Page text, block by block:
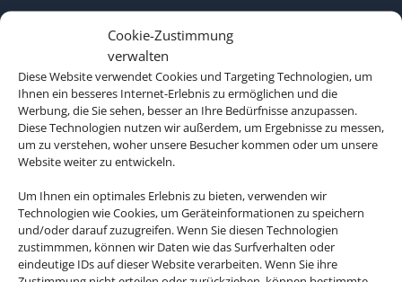
Cookie-Zustimmung
verwalten
Diese Website verwendet Cookies und Targeting Technologien, um
Ihnen ein besseres Internet-Erlebnis zu ermöglichen und die
Werbung, die Sie sehen, besser an Ihre Bedürfnisse anzupassen.
Diese Technologien nutzen wir außerdem, um Ergebnisse zu messen,
um zu verstehen, woher unsere Besucher kommen oder um unsere
Website weiter zu entwickeln.
Um Ihnen ein optimales Erlebnis zu bieten, verwenden wir
Technologien wie Cookies, um Geräteinformationen zu speichern
und/oder darauf zuzugreifen. Wenn Sie diesen Technologien
zustimmmen, können wir Daten wie das Surfverhalten oder
eindeutige IDs auf dieser Website verarbeiten. Wenn Sie ihre
Ferien.